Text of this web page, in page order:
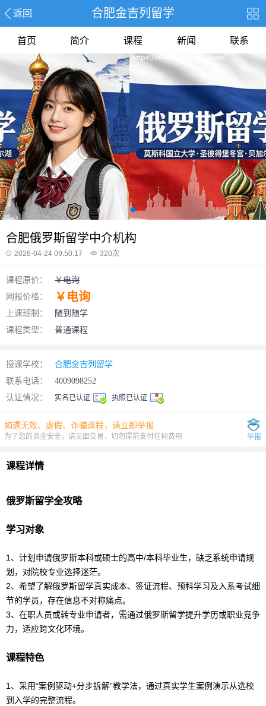
返回 合肥金吉列留学
首页 简介 课程 新闻 联系
合肥俄罗斯留学中介机构
2026-04-24 09:50:17 320次
课程原价：
￥电询
网报价格：
￥电询
上课班制：
随到随学
课程类型：
普通课程
授课学校：
合肥金吉列留学
联系电话：
4009098252
认证情况：
实名已认证 执照已认证
如遇无效、虚假、诈骗课程，请立即举报
为了您的资金安全，请见面交易，切勿提前支付任何费用 举报
课程详情
俄罗斯留学全攻略
学习对象
1、计划申请俄罗斯本科或硕士的高中/本科毕业生，缺乏系统申请规
划，对院校专业选择迷茫。
2、希望了解俄罗斯留学真实成本、签证流程、预科学习及入系考试细
节的学员，存在信息不对称痛点。
3、在职人员或转专业申请者，需通过俄罗斯留学提升学历或职业竞争
力，适应跨文化环境。
课程特色
1、采用“案例驱动+分步拆解”教学法，通过真实学生案例演示从选校
到入学的完整流程。